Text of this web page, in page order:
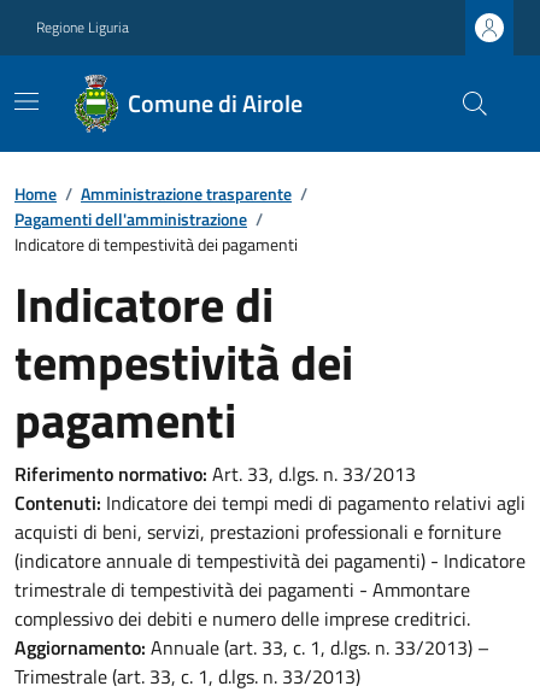
Regione Liguria
Comune di Airole
Home / Amministrazione trasparente /
Pagamenti dell'amministrazione /
Indicatore di tempestività dei pagamenti
Indicatore di
tempestività dei
pagamenti
Riferimento normativo: Art. 33, d.lgs. n. 33/2013
Contenuti: Indicatore dei tempi medi di pagamento relativi agli
acquisti di beni, servizi, prestazioni professionali e forniture
(indicatore annuale di tempestività dei pagamenti) - Indicatore
trimestrale di tempestività dei pagamenti - Ammontare
complessivo dei debiti e numero delle imprese creditrici.
Aggiornamento: Annuale (art. 33, c. 1, d.lgs. n. 33/2013) –
Trimestrale (art. 33, c. 1, d.lgs. n. 33/2013)